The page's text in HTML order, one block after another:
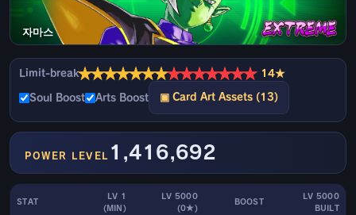
자마스
Limit-break★★★★★★★★★★★★★★ 14★
Soul Boost Arts Boost ▣ Card Art Assets (13)
POWER LEVEL 1,416,692
STAT
LV 1
(MIN)
LV 5000
(0★)
BOOST
LV 5000
BUILT